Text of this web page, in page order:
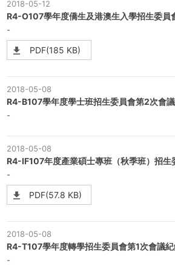
2018-05-12
R4-O107學年度僑生及港澳生入學招生委員
-
PDF(185 KB)
2018-05-08
R4-B107學年度學士班招生委員會第2次會
-
2018-05-08
R4-IF107年度產業碩士專班（秋季班）招生
-
PDF(57.8 KB)
2018-05-08
R4-T107學年度轉學招生委員會第1次會議
-